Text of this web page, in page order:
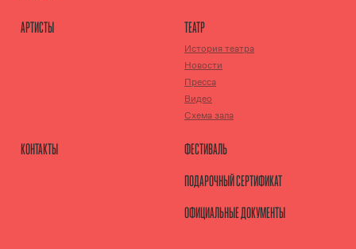
АРТИСТЫ ТЕАТР
История театра
Новости
Пресса
Видео
Схема зала
КОНТАКТЫ
ФЕСТИВАЛЬ
ПОДАРОЧНЫЙ СЕРТИФИКАТ
ОФИЦИАЛЬНЫЕ ДОКУМЕНТЫ